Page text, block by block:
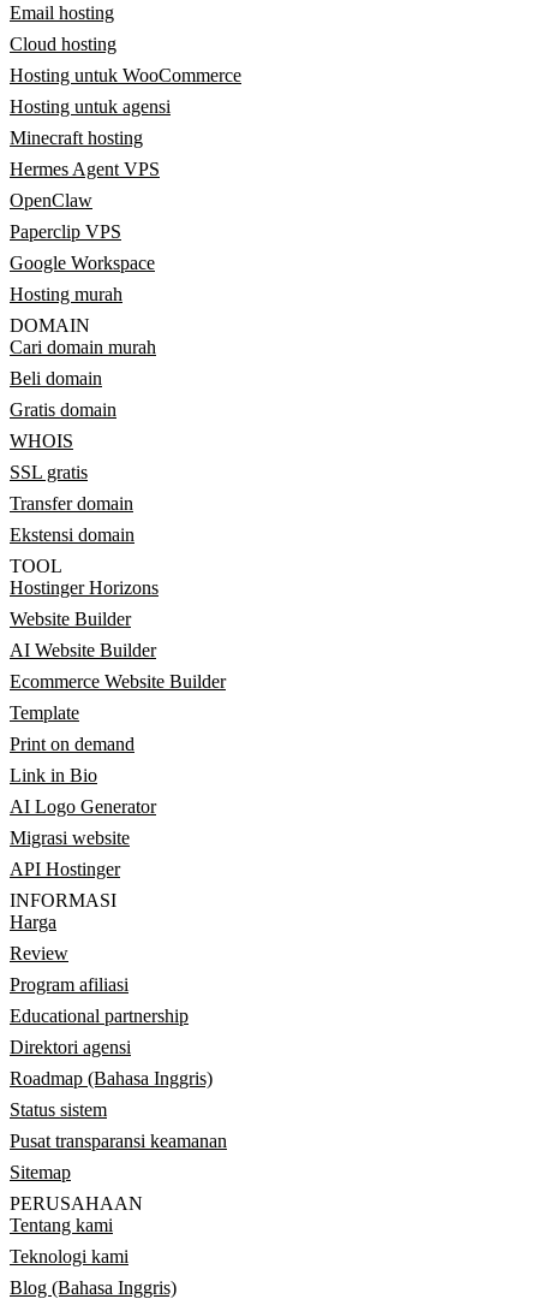
Email hosting
Cloud hosting
Hosting untuk WooCommerce
Hosting untuk agensi
Minecraft hosting
Hermes Agent VPS
OpenClaw
Paperclip VPS
Google Workspace
Hosting murah
DOMAIN
Cari domain murah
Beli domain
Gratis domain
WHOIS
SSL gratis
Transfer domain
Ekstensi domain
TOOL
Hostinger Horizons
Website Builder
AI Website Builder
Ecommerce Website Builder
Template
Print on demand
Link in Bio
AI Logo Generator
Migrasi website
API Hostinger
INFORMASI
Harga
Review
Program afiliasi
Educational partnership
Direktori agensi
Roadmap (Bahasa Inggris)
Status sistem
Pusat transparansi keamanan
Sitemap
PERUSAHAAN
Tentang kami
Teknologi kami
Blog (Bahasa Inggris)